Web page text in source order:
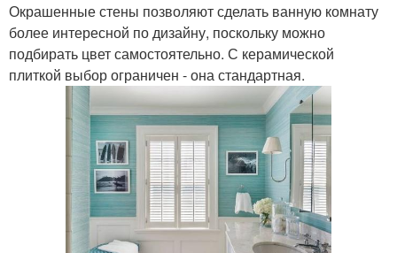
Окрашенные стены позволяют сделать ванную комнату
более интересной по дизайну, поскольку можно
подбирать цвет самостоятельно. С керамической
плиткой выбор ограничен - она стандартная.